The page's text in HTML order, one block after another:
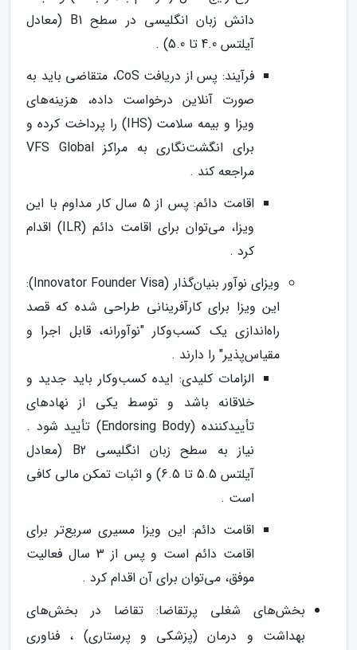
دانش زبان انگلیسی در سطح B1 (معادل
آیلتس 4.0 تا 5.0) .
فرآیند: پس از دریافت CoS، متقاضی باید به
صورت آنلاین درخواست داده، هزینه‌های
ویزا و بیمه سلامت (IHS) را پرداخت کرده و
برای انگشت‌نگاری به مراکز VFS Global
مراجعه کند .
اقامت دائم: پس از 5 سال کار مداوم با این
ویزا، می‌توان برای اقامت دائم (ILR) اقدام
کرد .
ویزای نوآور بنیان‌گذار (Innovator Founder Visa):
این ویزا برای کارآفرینانی طراحی شده که قصد
راه‌اندازی یک کسب‌وکار "نوآورانه، قابل اجرا و
مقیاس‌پذیر" را دارند .
الزامات کلیدی: ایده کسب‌وکار باید جدید و
خلاقانه باشد و توسط یکی از نهادهای
تأییدکننده (Endorsing Body) تأیید شود .
نیاز به سطح زبان انگلیسی B2 (معادل
آیلتس 5.5 تا 6.5) و اثبات تمکن مالی کافی
است .
اقامت دائم: این ویزا مسیری سریع‌تر برای
اقامت دائم است و پس از 3 سال فعالیت
موفق، می‌توان برای آن اقدام کرد .
بخش‌های شغلی پرتقاضا: تقاضا در بخش‌های
بهداشت و درمان (پزشکی و پرستاری) ، فناوری